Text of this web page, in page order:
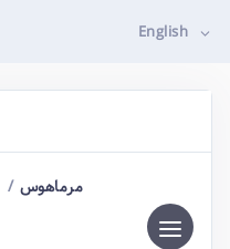
English
مرماهوس